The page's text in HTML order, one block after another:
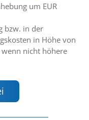
um EUR
bzw. in der
in Höhe von
wenn nicht höhere